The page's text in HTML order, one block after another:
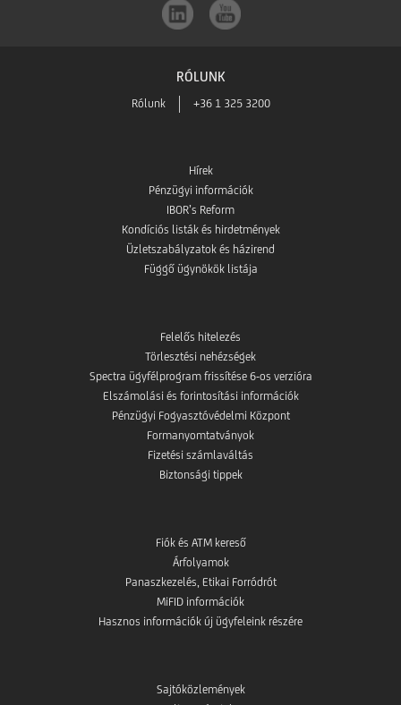
RÓLUNK
Rólunk +36 1 325 3200
Hírek
Pénzügyi információk
IBOR’s Reform
Kondíciós listák és hirdetmények
Üzletszabályzatok és házirend
Függő ügynökök listája
Felelős hitelezés
Törlesztési nehézségek
Spectra ügyfélprogram frissítése 6-os verzióra
Elszámolási és forintosítási információk
Pénzügyi Fogyasztóvédelmi Központ
Formanyomtatványok
Fizetési számlaváltás
Biztonsági tippek
Fiók és ATM kereső
Árfolyamok
Panaszkezelés, Etikai Forródrót
MiFID információk
Hasznos információk új ügyfeleink részére
Sajtóközlemények